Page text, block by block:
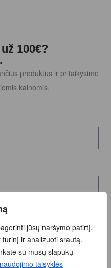
jūsų naršymo patirtį,
ir analizuoti srautą.
su mūsų slapukų
taisyklės
100€?
produktus ir pritaikysime
kainomis.